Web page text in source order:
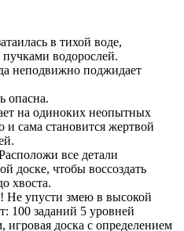
в тихой воде,
водорослей.
неподвижно поджидает
опасна.
на одиноких неопытных
и сама становится жертвой
все детали
доске, чтобы воссоздать
хвоста.
Не упусти змею в высокой
100 заданий 5 уровней
игровая доска с определением